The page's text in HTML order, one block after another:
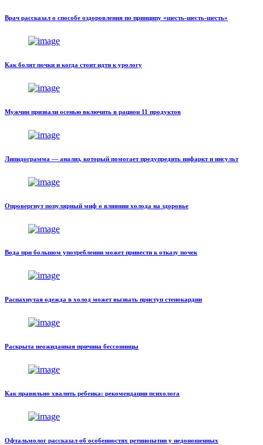
Врач рассказал о способе оздоровления по принципу «шесть-шесть-шесть»
Как болят почки и когда стоит идти к урологу
Мужчин призвали осенью включить в рацион 11 продуктов
Липидограмма — анализ, который помогает предупредить инфаркт и инсульт
Опровергнут популярный миф о влиянии холода на здоровье
Вода при большом употреблении может привести к отказу почек
Распахнутая одежда в холод может вызвать приступ стенокардии
Раскрыта неожиданная причина бессонницы
Как правильно хвалить ребенка: рекомендации психолога
Офтальмолог рассказал об особенностях ретинопатии у недоношенных